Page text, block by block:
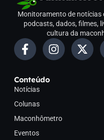
Monitoramento de notícias
podcasts, dados, filmes,
cultura da
Conteúdo
Notícias
Colunas
Maconhômetro
Eventos